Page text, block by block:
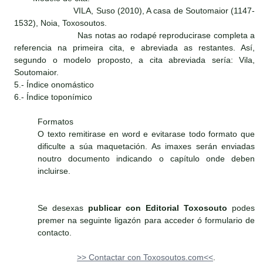
VILA, Suso (2010), A casa de Soutomaior (1147-
1532), Noia, Toxosoutos.
Nas notas ao rodapé reproducirase completa a
referencia na primeira cita, e abreviada as restantes. Así,
segundo o modelo proposto, a cita abreviada sería: Vila,
Soutomaior.
5.- Índice onomástico
6.- Índice toponímico
Formatos
O texto remitirase en word e evitarase todo formato que
dificulte a súa maquetación. As imaxes serán enviadas
noutro documento indicando o capítulo onde deben
incluirse.
Se desexas publicar con Editorial Toxosouto podes
premer na seguinte ligazón para acceder ó formulario de
contacto.
>> Contactar con Toxosoutos.com<<.